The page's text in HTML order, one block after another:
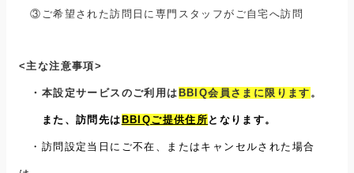
③ご希望された訪問日に専門スタッフがご自宅へ訪問
<主な注意事項>
・ 本設定サービスのご利用は BBIQ会員さまに限ります 。
また、訪問先は BBIQご提供住所 となります。
・訪問設定当日にご不在、またはキャンセルされた場合